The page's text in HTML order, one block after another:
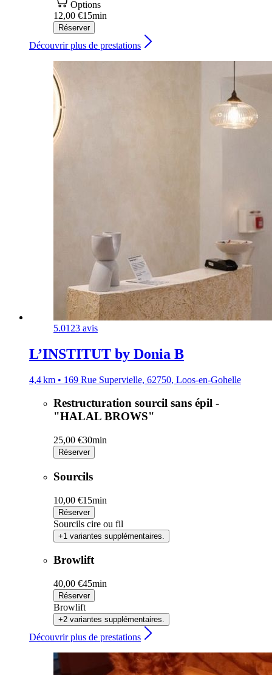
Options
12,00 €15min
Réserver
Découvrir plus de prestations
5.0123 avis
L’INSTITUT by Donia B
4,4 km • 169 Rue Supervielle, 62750, Loos-en-Gohelle
Restructuration sourcil sans épil -
"HALAL BROWS"
25,00 €30min
Réserver
Sourcils
10,00 €15min
Réserver
Sourcils cire ou fil
+1 variantes supplémentaires.
Browlift
40,00 €45min
Réserver
Browlift
+2 variantes supplémentaires.
Découvrir plus de prestations